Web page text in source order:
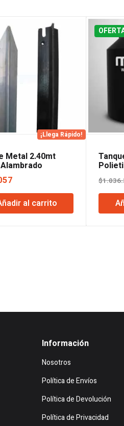
¡Llega Rápido!
Metal 2.40mt
al carrito
Mayper
$
Información
Nosotros
Política de Envíos
Política de Devolución
Política de Privacidad